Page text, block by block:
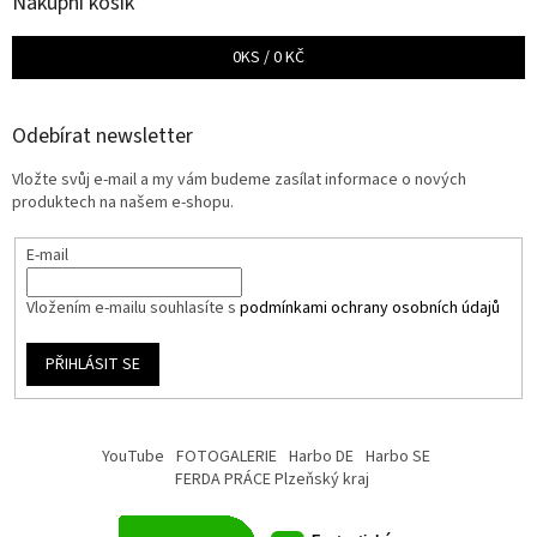
0KS /0 KČ
Odebírat newsletter
Vložte svůj e-mail a my vám budeme zasílat informace o nových
produktech na našem e-shopu.
E-mail
Vložením e-mailu souhlasíte s podmínkami ochrany osobních údajů
PŘIHLÁSIT SE
YouTube FOTOGALERIE Harbo DE Harbo SE
FERDA PRÁCE Plzeňský kraj